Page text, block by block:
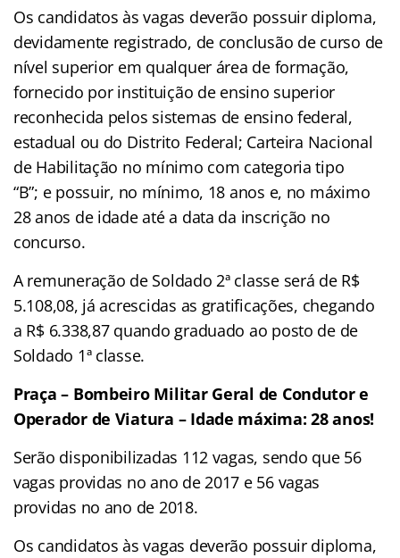
Os candidatos às vagas deverão possuir diploma,
devidamente registrado, de conclusão de curso de
nível superior em qualquer área de formação,
fornecido por instituição de ensino superior
reconhecida pelos sistemas de ensino federal,
estadual ou do Distrito Federal; Carteira Nacional
de Habilitação no mínimo com categoria tipo
“B”; e possuir, no mínimo, 18 anos e, no máximo
28 anos de idade até a data da inscrição no
concurso.
A remuneração de Soldado 2ª classe será de R$
5.108,08, já acrescidas as gratificações, chegando
a R$ 6.338,87 quando graduado ao posto de de
Soldado 1ª classe.
Praça – Bombeiro Militar Geral de Condutor e
Operador de Viatura – Idade máxima: 28 anos!
Serão disponibilizadas 112 vagas, sendo que 56
vagas providas no ano de 2017 e 56 vagas
providas no ano de 2018.
Os candidatos às vagas deverão possuir diploma,